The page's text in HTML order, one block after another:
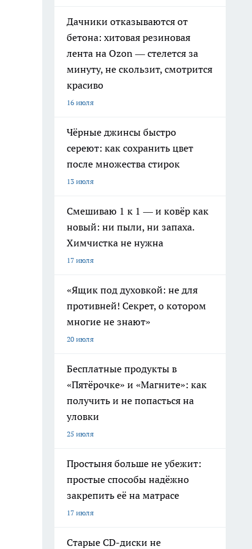
Дачники отказываются от
бетона: хитовая резиновая
лента на Ozon — стелется за
минуту, не скользит, смотрится
красиво
16 июля
Чёрные джинсы быстро
сереют: как сохранить цвет
после множества стирок
13 июля
Смешиваю 1 к 1 — и ковёр как
новый: ни пыли, ни запаха.
Химчистка не нужна
17 июля
«Ящик под духовкой: не для
противней! Секрет, о котором
многие не знают»
20 июля
Бесплатные продукты в
«Пятёрочке» и «Магните»: как
получить и не попасться на
уловки
25 июля
Простыня больше не убежит:
простые способы надёжно
закрепить её на матрасе
17 июля
Старые CD-диски не